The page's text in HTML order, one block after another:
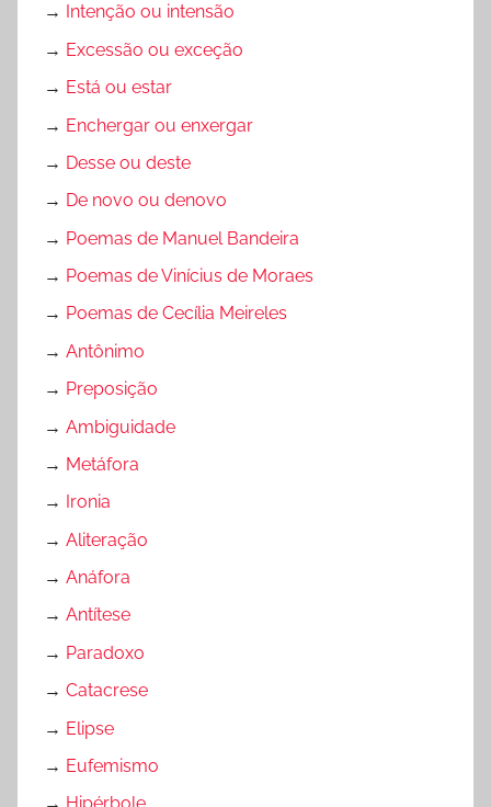
→
Intenção ou intensão
→ Excessão ou exceção
→ Está ou estar
→ Enchergar ou enxergar
→ Desse ou deste
→ De novo ou denovo
→ Poemas de Manuel Bandeira
→ Poemas de Vinícius de Moraes
→ Poemas de Cecília Meireles
→ Antônimo
→ Preposição
→ Ambiguidade
→ Metáfora
→
Ironia
→ Aliteração
→ Anáfora
→ Antítese
→ Paradoxo
→ Catacrese
→ Elipse
→ Eufemismo